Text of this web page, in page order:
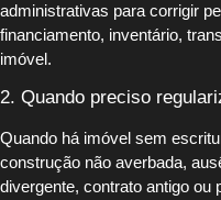
administrativas para corrigir
financiamento, inventário,
imóvel.
2. Quando preciso
Quando há imóvel sem
construção não averbada,
divergente, contrato antigo ou